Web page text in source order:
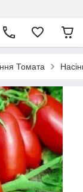
Томата